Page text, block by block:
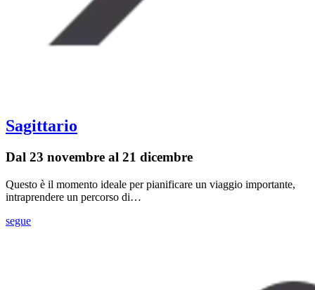
Sagittario
Dal 23 novembre al 21 dicembre
Questo è il momento ideale per pianificare un viaggio importante,
intraprendere un percorso di…
segue